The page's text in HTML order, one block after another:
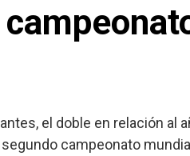
el doble en relación al
campeonato